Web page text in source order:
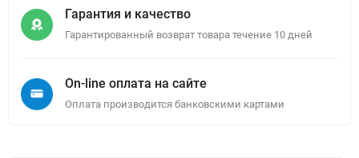
Гарантия и качество
Гарантированный возврат товара течение 10 дней
On-line оплата на сайте
Оплата производится банковскими картами